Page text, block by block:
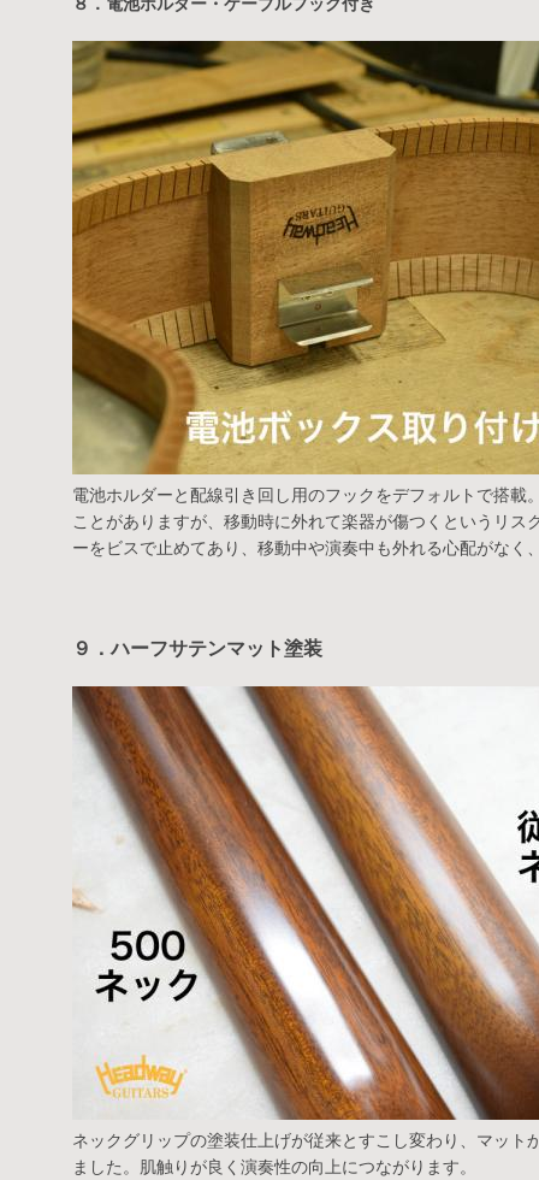
８．電池ホルダー・ケーブルフック付き
電池ホルダーと配線引き回し用のフックをデフォルトで搭載
ことがありますが、移動時に外れて楽器が傷つくというリス
ーをビスで止めてあり、移動中や演奏中も外れる心配がなく
９．ハーフサテンマット塗装
ネックグリップの塗装仕上げが従来とすこし変わり、マット
ました。肌触りが良く演奏性の向上につながります。